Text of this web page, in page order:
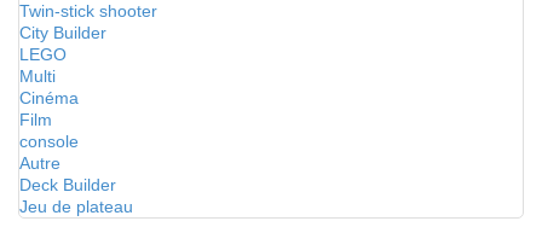
Twin-stick shooter
City Builder
LEGO
Multi
Cinéma
Film
console
Autre
Deck Builder
Jeu de plateau